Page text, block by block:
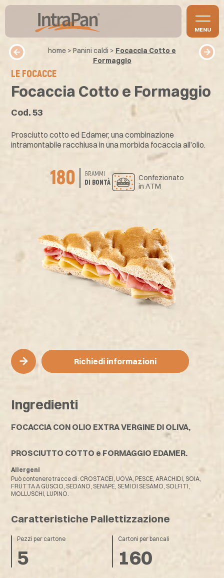
MENU
home > Panini caldi > Focaccia Cotto e
Formaggio
LE FOCACCE
Focaccia Cotto e Formaggio
Cod. 53
Prosciutto cotto ed Edamer, una combinazione
intramontabile racchiusa in una morbida focaccia all’olio.
180
GRAMMI
DI BONTÀ
Confezionato
in ATM
Richiedi informazioni
Richiedi informazioni
Ingredienti
FOCACCIA CON OLIO EXTRA VERGINE DI OLIVA,
PROSCIUTTO COTTO e FORMAGGIO EDAMER.
Allergeni
Può contenere tracce di: CROSTACEI, UOVA, PESCE, ARACHIDI, SOIA,
FRUTTA A GUSCIO, SEDANO, SENAPE, SEMI DI SESAMO, SOLFITI,
MOLLUSCHI, LUPINO.
Caratteristiche Pallettizzazione
Pezzi per cartone
5
Cartoni per bancali
160